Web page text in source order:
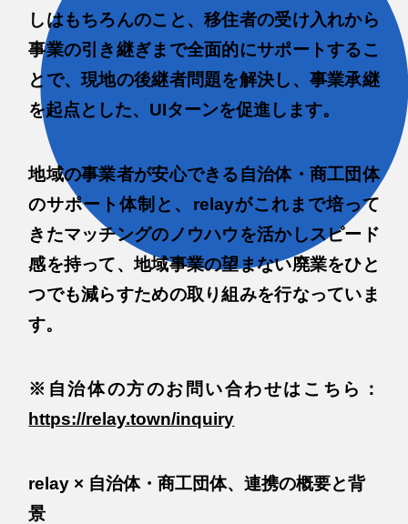
しはもちろんのこと、移住者の受け入れから
事業の引き継ぎまで全面的にサポートするこ
とで、現地の後継者問題を解決し、事業承継
を起点とした、UIターンを促進します。
地域の事業者が安心できる自治体・商工団体
のサポート体制と、relayがこれまで培って
きたマッチングのノウハウを活かしスピード
感を持って、地域事業の望まない廃業をひと
つでも減らすための取り組みを行なっていま
す。
※自治体の方のお問い合わせはこちら：
https://relay.town/inquiry
relay × 自治体・商工団体、連携の概要と背
景